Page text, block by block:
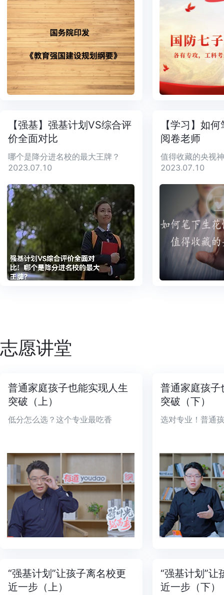
【强基】强基计划VS综合评
价全面对比
哪个是降分进名校的最大王牌？
2023.07.10
【学习】如
阅卷老师
值得收藏的央视
2023.07.10
志愿讲堂
普通家庭孩子也能实现人生
突破（上）
低分怎么选？这个专业最吃香
普通家庭孩子
突破（下）
选对专业！普通
“强基计划”让孩子离名校更
近一步（上）
“强基计划”让
近一步（下）